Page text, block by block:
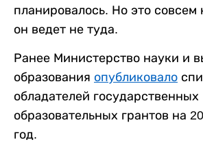
планировалось. Но это совсем
он ведет не туда.
Ранее Министерство науки и
образования опубликовало
обладателей государственных
образовательных грантов на
год.